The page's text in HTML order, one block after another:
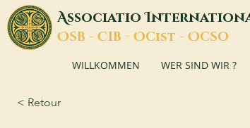
AssociatioI
OSB - CIB - OCist - OCSO
WILLKOMMEN WER SIND WIR ?
< Retour